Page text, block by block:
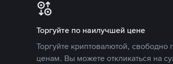
Торгуйте по наилучшей цене
Торгуйте криптовалютой,
ценам. Вы можете откликаться на